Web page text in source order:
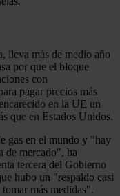
lleva más de medio año
por que el bloque
con
pagar precios más
en la UE un
que en Estados Unidos.
gas en el mundo y "hay
de mercado", ha
tercera del Gobierno
hubo un "respaldo casi
más medidas".